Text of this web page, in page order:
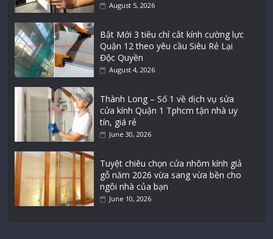
August 5, 2026
Bật Mới 3 tiêu chí cắt kính cường lực
Quận 12 theo yêu cầu Siêu Rẻ Lại
Độc Quyền
August 4, 2026
Thành Long – Số 1 về dịch vụ sửa
cửa kính Quận 1 Tphcm tận nhà uy
tín, giá rẻ
June 30, 2026
Tuyệt chiêu chọn cửa nhôm kính giả
gỗ năm 2026 vừa sang vừa bền cho
ngôi nhà của bạn
June 10, 2026